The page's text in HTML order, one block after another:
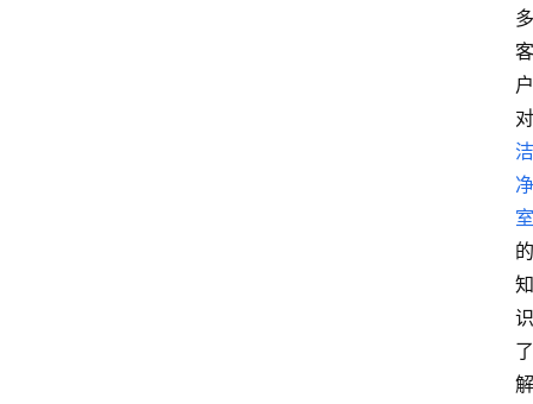
多
客
户
对
洁
净
室
的
知
识
了
解